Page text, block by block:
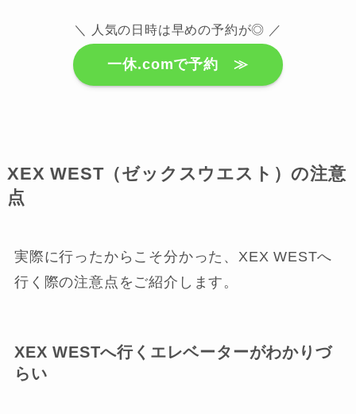
＼ 人気の日時は早めの予約が◎ ／
一休.comで予約 ≫
XEX WEST（ゼックスウエスト）の注意
点
実際に行ったからこそ分かった、XEX WESTへ
行く際の注意点をご紹介します。
XEX WESTへ行くエレベーターがわかりづ
らい